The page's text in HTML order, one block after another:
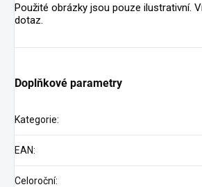
Použité obrázky jsou pouze ilustrativní.
dotaz.
Doplňkové parametry
Kategorie:
EAN:
Celoroční: